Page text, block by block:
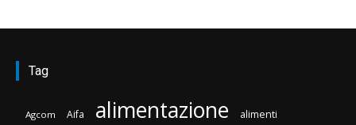
Tag
Agcom Aifa alimentazione alimenti